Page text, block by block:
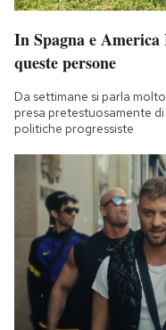
In Spagna e America
queste persone
Da settimane si parla
presa pretestuosamente
politiche progressiste